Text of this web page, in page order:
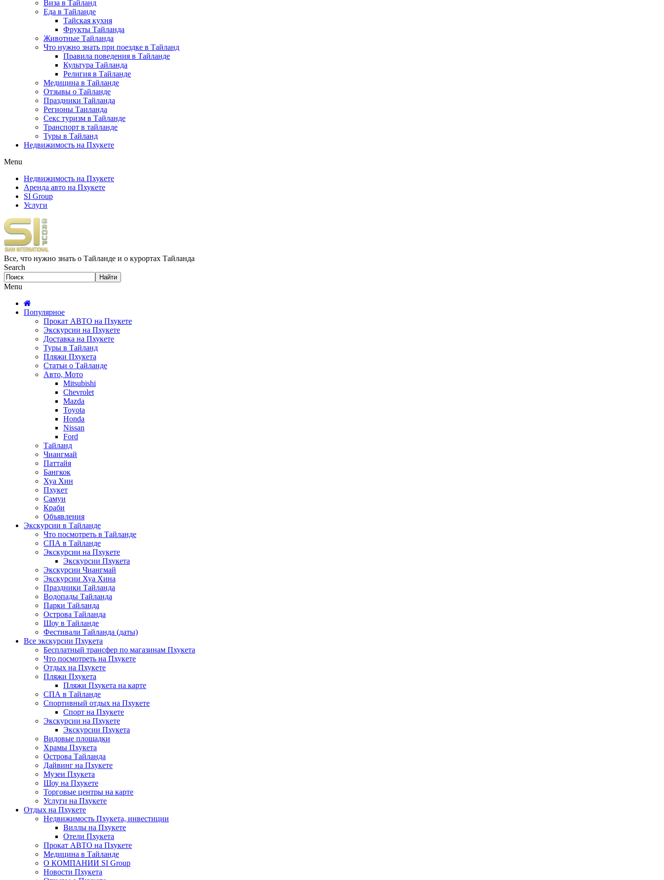
Виза в Тайланд
Еда в Тайланде
Тайская кухня
Фрукты Тайланда
Животные Тайланда
Что нужно знать при поездке в Тайланд
Правила поведения в Тайланде
Культура Тайланда
Религия в Тайланде
Медицина в Тайланде
Отзывы о Тайланде
Праздники Тайланда
Регионы Таиланда
Секс туризм в Тайланде
Транспорт в тайланде
Туры в Тайланд
Недвижимость на Пхукете
Menu
Недвижимость на Пхукете
Аренда авто на Пхукете
SI Group
Услуги
Все, что нужно знать о Тайланде и о курортах Тайланда
Search
Menu
Популярное
Прокат АВТО на Пхукете
Экскурсии на Пхукете
Доставка на Пхукете
Туры в Тайланд
Пляжи Пхукета
Статьи о Тайланде
Авто, Мото
Mitsubishi
Chevrolet
Mazda
Toyota
Honda
Nissan
Ford
Тайланд
Чиангмай
Паттайя
Бангкок
Хуа Хин
Пхукет
Самуи
Краби
Объявления
Экскурсии в Тайланде
Что посмотреть в Тайланде
СПА в Тайланде
Экскурсии на Пхукете
Экскурсии Пхукета
Экскурсии Чиангмай
Экскурсии Хуа Хина
Праздники Тайланда
Водопады Тайланда
Парки Тайланда
Острова Тайланда
Шоу в Тайланде
Фестивали Тайланда (даты)
Все экскурсии Пхукета
Бесплатный трансфер по магазинам Пхукета
Что посмотреть на Пхукете
Отдых на Пхукете
Пляжи Пхукета
Пляжи Пхукета на карте
СПА в Тайланде
Спортивный отдых на Пхукете
Спорт на Пхукете
Экскурсии на Пхукете
Экскурсии Пхукета
Видовые площадки
Храмы Пхукета
Острова Тайланда
Дайвинг на Пхукете
Музеи Пхукета
Шоу на Пхукете
Торговые центры на карте
Услуги на Пхукете
Отдых на Пхукете
Недвижимость Пхукета, инвестиции
Виллы на Пхукете
Отели Пхукета
Прокат АВТО на Пхукете
Медицина в Тайланде
О КОМПАНИИ SI Group
Новости Пхукета